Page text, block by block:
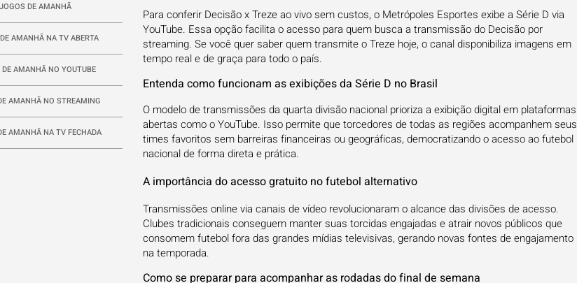
DE AMANHÃ
AMANHÃ NA TV ABERTA
AMANHÃ NO YOUTUBE
AMANHÃ NO STREAMING
AMANHÃ NA TV FECHADA
Para conferir Decisão x Treze ao vivo sem custos, o Metrópoles Esportes exibe a Série D via
YouTube. Essa opção facilita o acesso para quem busca a transmissão do Decisão por
streaming. Se você quer saber quem transmite o Treze hoje, o canal disponibiliza imagens em
tempo real e de graça para todo o país.
Entenda como funcionam as exibições da Série D no Brasil
O modelo de transmissões da quarta divisão nacional prioriza a exibição digital em plataformas
abertas como o YouTube. Isso permite que torcedores de todas as regiões acompanhem seus
times favoritos sem barreiras financeiras ou geográficas, democratizando o acesso ao futebol
nacional de forma direta e prática.
A importância do acesso gratuito no futebol alternativo
Transmissões online via canais de vídeo revolucionaram o alcance das divisões de acesso.
Clubes tradicionais conseguem manter suas torcidas engajadas e atrair novos públicos que
consomem futebol fora das grandes mídias televisivas, gerando novas fontes de engajamento
na temporada.
Como se preparar para acompanhar as rodadas do final de semana